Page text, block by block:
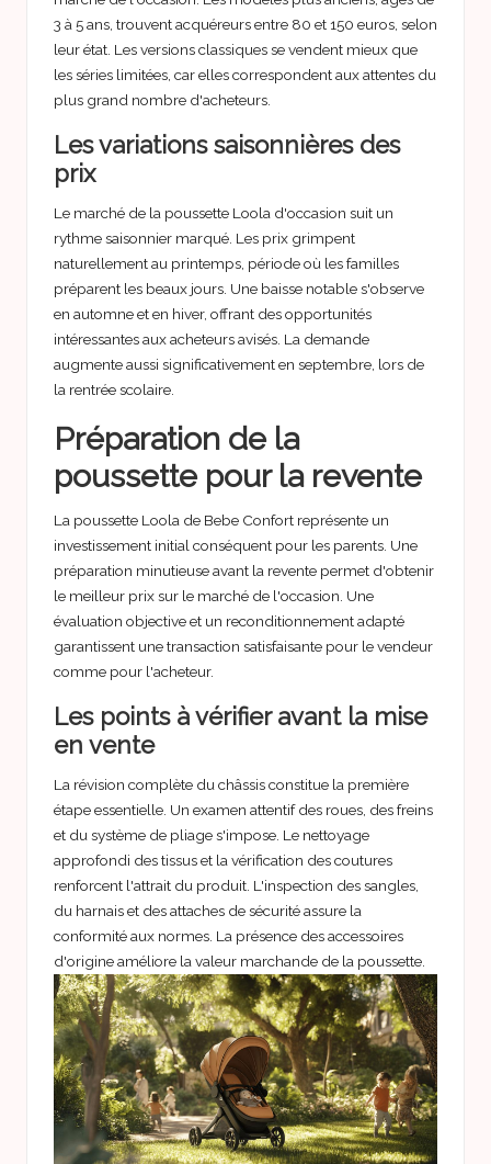
3 à 5 ans, trouvent acquéreurs entre 80 et 150 euros, selon
leur état. Les versions classiques se vendent mieux que
les séries limitées, car elles correspondent aux attentes du
plus grand nombre d'acheteurs.
Les variations saisonnières des
prix
Le marché de la poussette Loola d'occasion suit un
rythme saisonnier marqué. Les prix grimpent
naturellement au printemps, période où les familles
préparent les beaux jours. Une baisse notable s'observe
en automne et en hiver, offrant des opportunités
intéressantes aux acheteurs avisés. La demande
augmente aussi significativement en septembre, lors de
la rentrée scolaire.
Préparation de la
poussette pour la revente
La poussette Loola de Bebe Confort représente un
investissement initial conséquent pour les parents. Une
préparation minutieuse avant la revente permet d'obtenir
le meilleur prix sur le marché de l'occasion. Une
évaluation objective et un reconditionnement adapté
garantissent une transaction satisfaisante pour le vendeur
comme pour l'acheteur.
Les points à vérifier avant la mise
en vente
La révision complète du châssis constitue la première
étape essentielle. Un examen attentif des roues, des freins
et du système de pliage s'impose. Le nettoyage
approfondi des tissus et la vérification des coutures
renforcent l'attrait du produit. L'inspection des sangles,
du harnais et des attaches de sécurité assure la
conformité aux normes. La présence des accessoires
d'origine améliore la valeur marchande de la poussette.